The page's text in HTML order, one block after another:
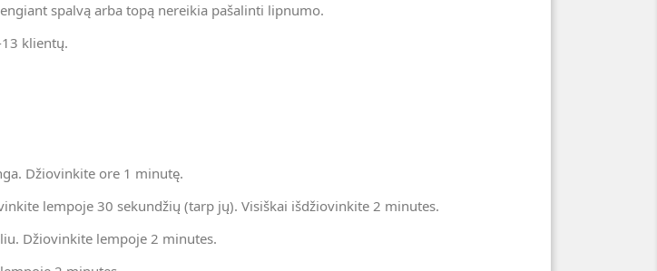
spalvą arba topą nereikia pašalinti lipnumo.
klientų.
Džiovinkite ore 1 minutę.
lempoje 30 sekundžių (tarp jų). Visiškai išdžiovinkite 2 minutes.
Džiovinkite lempoje 2 minutes.